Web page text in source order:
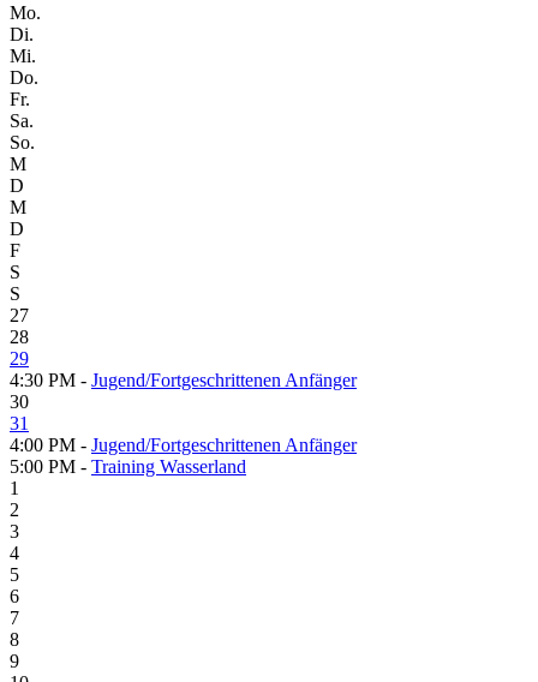
Mo.
Di.
Mi.
Do.
Fr.
Sa.
So.
M
D
M
D
F
S
S
27
28
29
4:30 PM - Jugend/Fortgeschrittenen Anfänger
30
31
4:00 PM - Jugend/Fortgeschrittenen Anfänger
5:00 PM - Training Wasserland
1
2
3
4
5
6
7
8
9